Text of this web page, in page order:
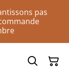
pas